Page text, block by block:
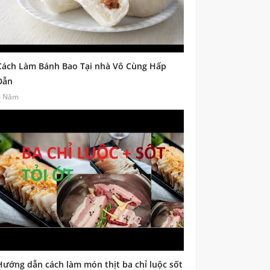
Làm Bánh Bao Tại nhà Vô Cùng Hấp
Năm
dẫn cách làm món thịt ba chỉ luộc sốt